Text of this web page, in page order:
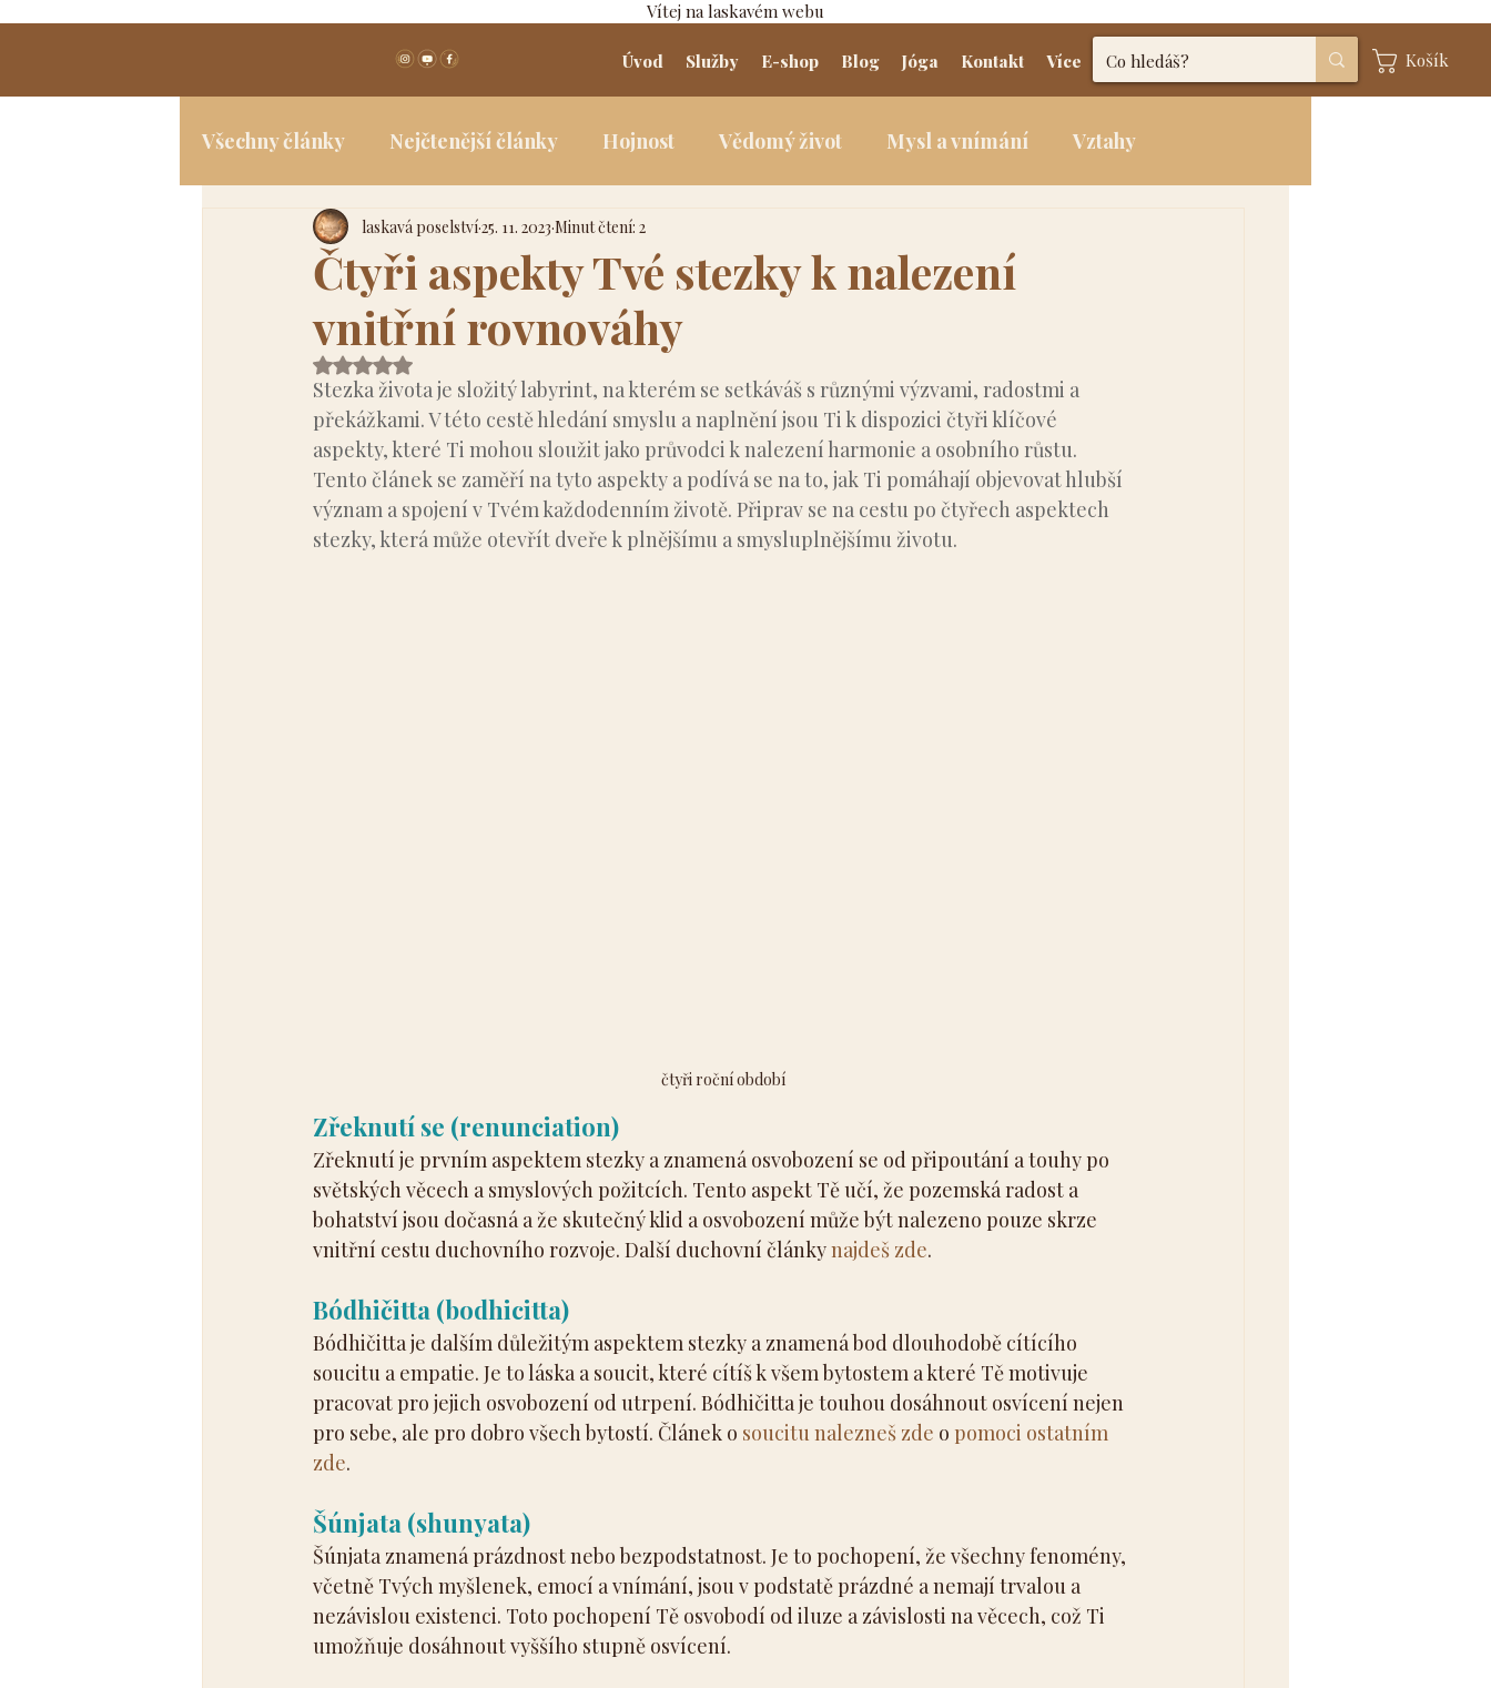
Vítej na laskavém webu
Úvod Služby E-shop Blog Jóga Kontakt Více Košík
Všechny články Nejčtenější články Hojnost Vědomý život Mysl a vnímání Vztahy
Spiritualita Jóga a tělo
Čtyři aspekty Tvé stezky k nalezení
vnitřní rovnováhy
laskavá poselství25. 11. 2023 Minut čtení: 2
Hodnoceno NaN z 5 hvězdiček.
Stezka života je složitý labyrint, na kterém se setkáváš s různými výzvami, radostmi a
překážkami. V této cestě hledání smyslu a naplnění jsou Ti k dispozici čtyři klíčové
aspekty, které Ti mohou sloužit jako průvodci k nalezení harmonie a osobního růstu.
Tento článek se zaměří na tyto aspekty a podívá se na to, jak Ti pomáhají objevovat hlubší
význam a spojení v Tvém každodenním životě. Připrav se na cestu po čtyřech aspektech
stezky, která může otevřít dveře k plnějšímu a smysluplnějšímu životu.
čtyři roční období
Zřeknutí se (renunciation)
Zřeknutí je prvním aspektem stezky a znamená osvobození se od připoutání a touhy po
světských věcech a smyslových požitcích. Tento aspekt Tě učí, že pozemská radost a
bohatství jsou dočasná a že skutečný klid a osvobození může být nalezeno pouze skrze
vnitřní cestu duchovního rozvoje. Další duchovní články najdeš zde.
Bódhičitta (bodhicitta)
Bódhičitta je dalším důležitým aspektem stezky a znamená bod dlouhodobě cítícího
soucitu a empatie. Je to láska a soucit, které cítíš k všem bytostem a které Tě motivuje
pracovat pro jejich osvobození od utrpení. Bódhičitta je touhou dosáhnout osvícení nejen
pro sebe, ale pro dobro všech bytostí. Článek o soucitu nalezneš zde o pomoci ostatním
zde.
Šúnjata (shunyata)
Šúnjata znamená prázdnost nebo bezpodstatnost. Je to pochopení, že všechny fenomény,
včetně Tvých myšlenek, emocí a vnímání, jsou v podstatě prázdné a nemají trvalou a
nezávislou existenci. Toto pochopení Tě osvobodí od iluze a závislosti na věcech, což Ti
umožňuje dosáhnout vyššího stupně osvícení.